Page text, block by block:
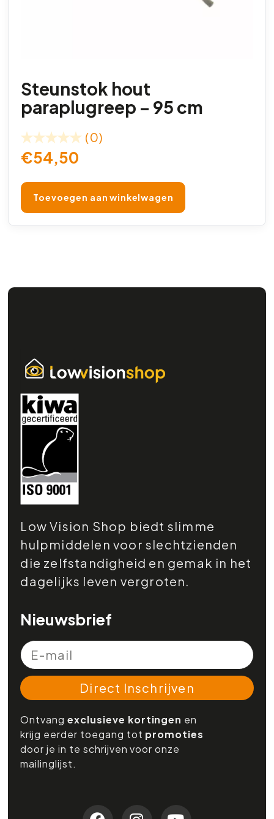
Steunstok hout
paraplugreep – 95 cm
(0)
€54,50
Toevoegen aan winkelwagen
Low Vision Shop biedt slimme
hulpmiddelen voor slechtzienden
die zelfstandigheid en gemak in het
dagelijks leven vergroten.
Nieuwsbrief
Direct Inschrijven
Ontvangexclusieve kortingen en
krijg eerder toegang tot promoties
door je in te schrijven voor onze
mailinglijst.